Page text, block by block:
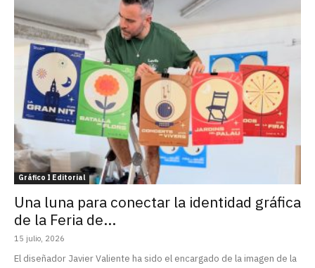
Gráfico I Editorial
Una luna para conectar la identidad gráfica
de la Feria de...
15 julio, 2026
El diseñador Javier Valiente ha sido el encargado de la imagen de la